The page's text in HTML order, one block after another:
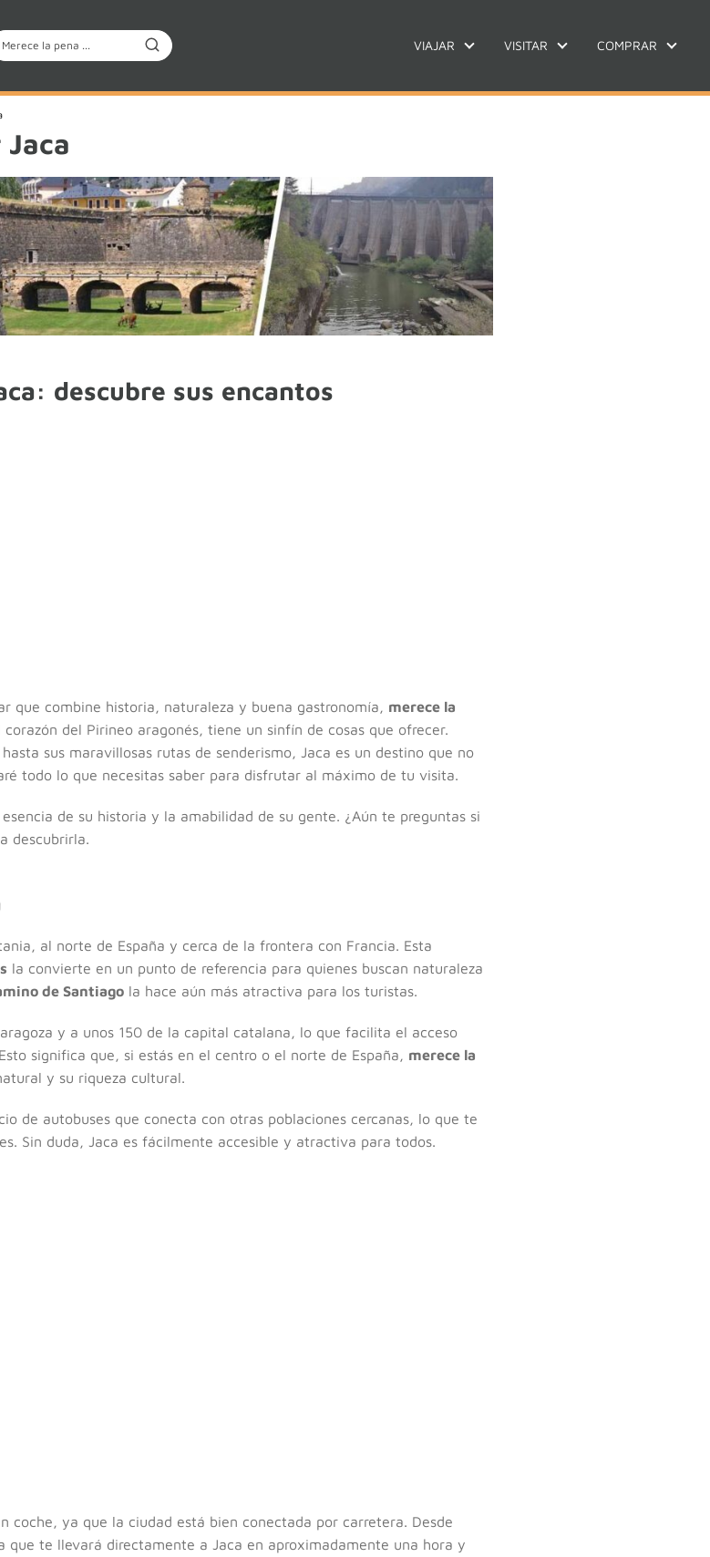
VIAJAR VISITAR COMPRAR
descubre sus encantos
que combine historia, naturaleza y buena gastronomía, merece la
del Pirineo aragonés, tiene un sinfín de cosas que ofrecer.
sus maravillosas rutas de senderismo, Jaca es un destino que no
todo lo que necesitas saber para disfrutar al máximo de tu visita.
de su historia y la amabilidad de su gente. ¿Aún te preguntas si
descubrirla.
al norte de España y cerca de la frontera con Francia. Esta
la convierte en un punto de referencia para quienes buscan naturaleza
de Santiago la hace aún más atractiva para los turistas.
y a unos 150 de la capital catalana, lo que facilita el acceso
significa que, si estás en el centro o el norte de España, merece la
y su riqueza cultural.
de autobuses que conecta con otras poblaciones cercanas, lo que te
Sin duda, Jaca es fácilmente accesible y atractiva para todos.
coche, ya que la ciudad está bien conectada por carretera. Desde
que te llevará directamente a Jaca en aproximadamente una hora y